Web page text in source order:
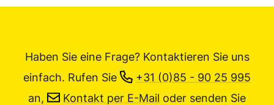
Haben Sie eine Frage? Kontaktieren Sie uns
einfach. Rufen Sie
+31 (0)85 - 90 25 995
an,
Kontakt per E-Mail oder senden Sie